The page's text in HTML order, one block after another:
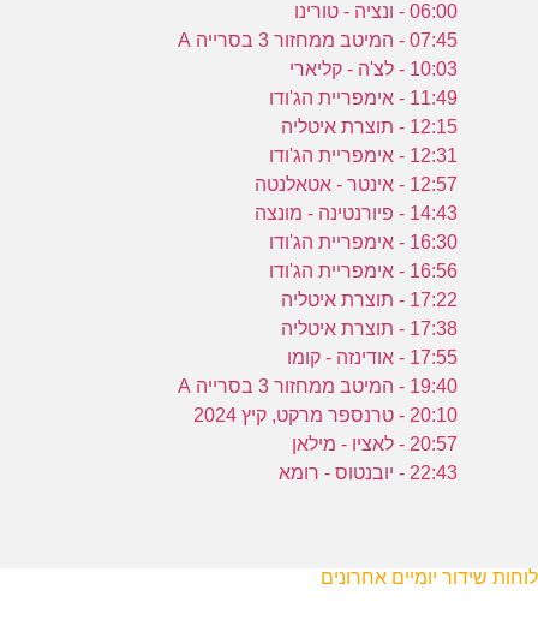
06:00 - ונציה - טורינו
07:45 - המיטב ממחזור 3 בסרייה A
10:03 - לצ'ה - קליארי
11:49 - אימפריית הג'ודו
12:15 - תוצרת איטליה
12:31 - אימפריית הג'ודו
12:57 - אינטר - אטאלנטה
14:43 - פיורנטינה - מונצה
16:30 - אימפריית הג'ודו
16:56 - אימפריית הג'ודו
17:22 - תוצרת איטליה
17:38 - תוצרת איטליה
17:55 - אודינזה - קומו
19:40 - המיטב ממחזור 3 בסרייה A
20:10 - טרנספר מרקט, קיץ 2024
20:57 - לאציו - מילאן
22:43 - יובנטוס - רומא
לוחות שידור יומיים אחרונים